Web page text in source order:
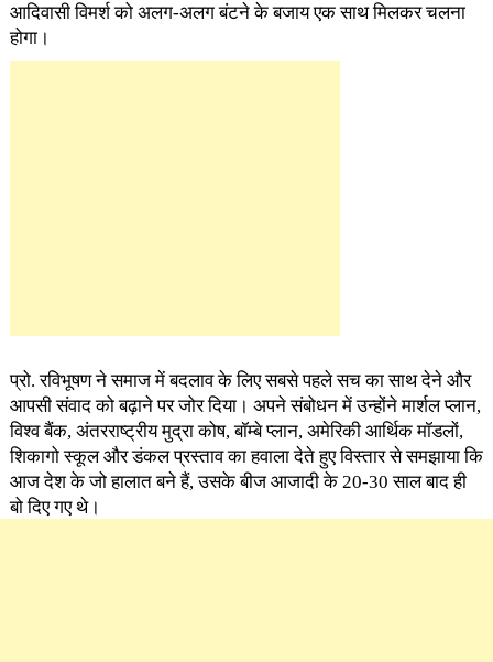
आदिवासी विमर्श को अलग-अलग बंटने के बजाय एक साथ मिलकर चलना
होगा।
प्रो. रविभूषण ने समाज में बदलाव के लिए सबसे पहले सच का साथ देने और
आपसी संवाद को बढ़ाने पर जोर दिया। अपने संबोधन में उन्होंने मार्शल प्लान,
विश्व बैंक, अंतरराष्ट्रीय मुद्रा कोष, बॉम्बे प्लान, अमेरिकी आर्थिक मॉडलों,
शिकागो स्कूल और डंकल प्रस्ताव का हवाला देते हुए विस्तार से समझाया कि
आज देश के जो हालात बने हैं, उसके बीज आजादी के 20-30 साल बाद ही
बो दिए गए थे।